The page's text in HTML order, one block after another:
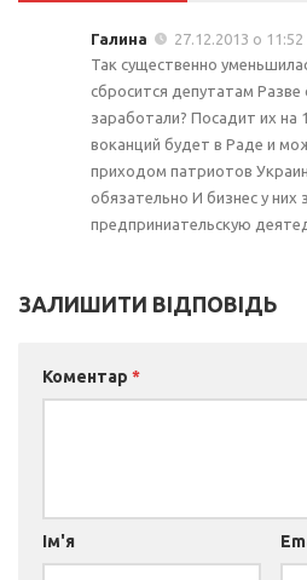
Галина
27.12.2013 о 11:52
Так существенно
сбросится депутатам
заработали? Посадит их на
воканций будет в Раде и
приходом патриотов
обязательно И бизнес у них
предприниательскую
ЗАЛИШИТИ ВІДПОВІДЬ
Коментар *
Ім'я